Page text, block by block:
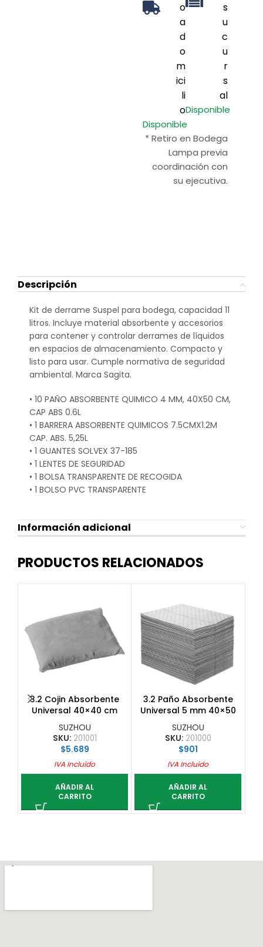
o
a
d
o
m
ici
li
o
Disponible
s
u
c
u
r
s
al
Disponible
* Retiro en Bodega
Lampa previa
coordinación con
su ejecutiva.
Descripción
Kit de derrame Suspel para bodega, capacidad 11
litros. Incluye material absorbente y accesorios
para contener y controlar derrames de líquidos
en espacios de almacenamiento. Compacto y
listo para usar. Cumple normativa de seguridad
ambiental. Marca Sagita.
• 10 PAÑO ABSORBENTE QUIMICO 4 MM, 40X50 CM,
CAP ABS 0.6L
• 1 BARRERA ABSORBENTE QUIMICOS 7.5CMX1.2M
CAP. ABS. 5,25L
• 1 GUANTES SOLVEX 37-185
• 1 LENTES DE SEGURIDAD
• 1 BOLSA TRANSPARENTE DE RECOGIDA
• 1 BOLSO PVC TRANSPARENTE
Información adicional
PRODUCTOS RELACIONADOS
3.2 Cojin Absorbente
Universal 40×40 cm
Cap. Absorcion 6 L
SUZHOU
SKU: 201001
$5.689
IVA Incluido
AÑADIR AL
CARRITO
3.2 Paño Absorbente
Universal 5 mm 40×50
cm Cap. Abs. 0,75 L
SUZHOU
SKU: 201000
$901
IVA Incluido
AÑADIR AL
CARRITO